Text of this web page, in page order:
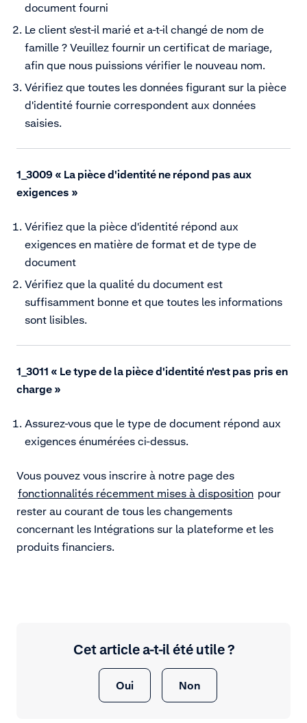
document fourni
Le client s'est-il marié et a-t-il changé de nom de
famille ? Veuillez fournir un certificat de mariage,
afin que nous puissions vérifier le nouveau nom.
Vérifiez que toutes les données figurant sur la pièce
d'identité fournie correspondent aux données
saisies.
1_3009 « La pièce d'identité ne répond pas aux
exigences »
Vérifiez que la pièce d'identité répond aux
exigences en matière de format et de type de
document
Vérifiez que la qualité du document est
suffisamment bonne et que toutes les informations
sont lisibles.
1_3011 « Le type de la pièce d'identité n'est pas pris en
charge »
Assurez-vous que le type de document répond aux
exigences énumérées ci-dessus.
Vous pouvez vous inscrire à notre page des
fonctionnalités récemment mises à disposition pour
rester au courant de tous les changements
concernant les Intégrations sur la plateforme et les
produits financiers.
Cet article a-t-il été utile ?
Oui Non